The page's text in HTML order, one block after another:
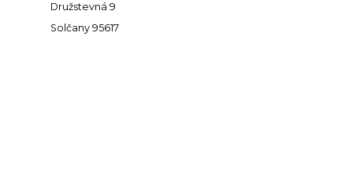
Družstevná 9
Solčany 95617